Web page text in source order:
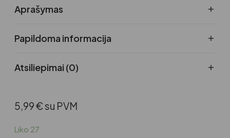
Aprašymas
Papildoma informacija
Atsiliepimai (0)
5,99€su PVM
Liko 27